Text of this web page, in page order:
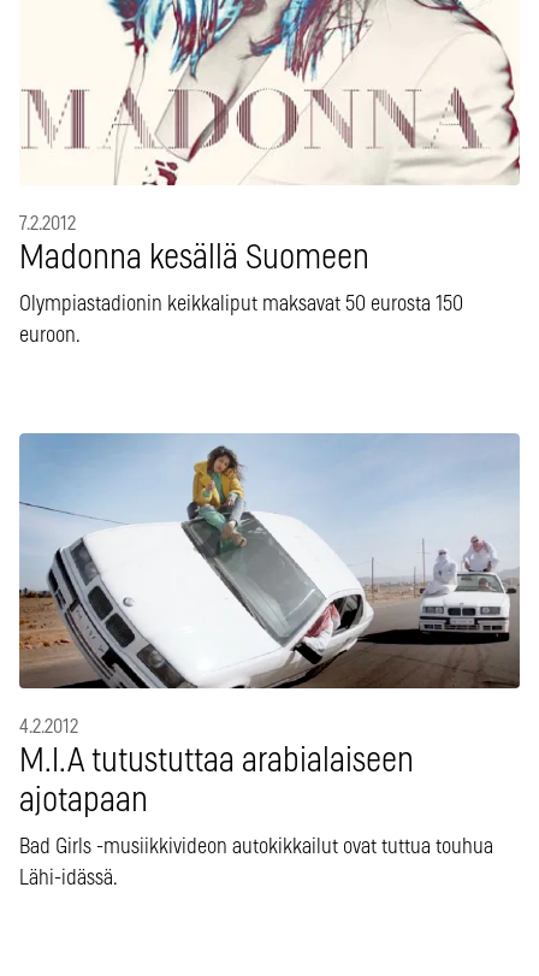
7.2.2012
Madonna kesällä Suomeen
Olympiastadionin keikkaliput maksavat 50 eurosta 150
euroon.
4.2.2012
M.I.A tutustuttaa arabialaiseen
ajotapaan
Bad Girls -musiikkivideon autokikkailut ovat tuttua touhua
Lähi-idässä.